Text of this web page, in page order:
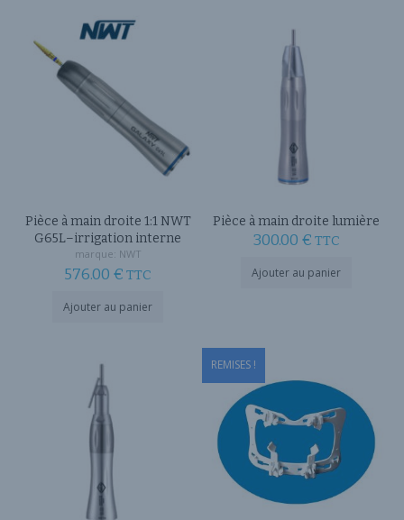
Pièce à main droite 1:1 NWT
G65L–irrigation interne
marque: NWT
576.00 € TTC
Ajouter au panier
Pièce à main droite lumière
300.00 € TTC
Ajouter au panier
REMISES !